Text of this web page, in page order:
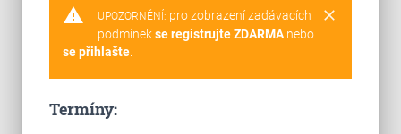
warning clear
UPOZORNĚNÍ: pro zobrazení zadávacích
podmínekse registrujte ZDARMAnebo
se přihlašte.
Termíny: